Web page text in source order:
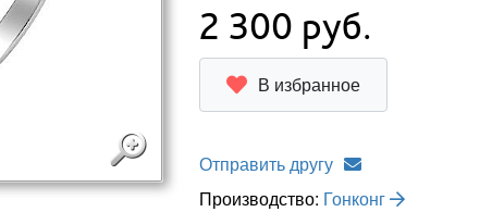
2 300 руб.
В избранное
Отправить другу
Производство: Гонконг